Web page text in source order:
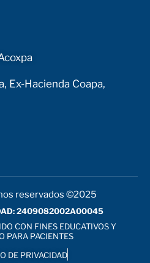
Ex-Hacienda Coapa,
reservados ©2025
2409082002A00045
CON FINES EDUCATIVOS Y
PARA PACIENTES
DE PRIVACIDAD